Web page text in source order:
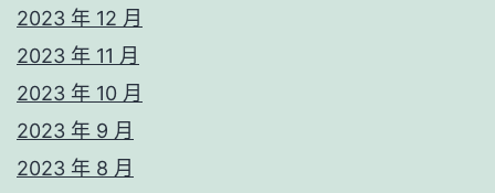
2023 年 12 月
2023 年 11 月
2023 年 10 月
2023 年 9 月
2023 年 8 月